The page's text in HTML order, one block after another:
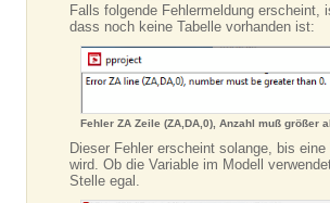
Falls folgende Fehlermeldung erscheint,
dass noch keine Tabelle vorhanden ist:
Fehler ZA Zeile (ZA,DA,0), Anzahl muß größer
Dieser Fehler erscheint solange, bis eine
wird. Ob die Variable im Modell
Stelle egal.